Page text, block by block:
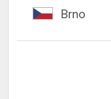
Brno